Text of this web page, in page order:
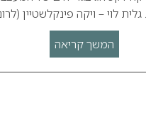
לוי – ויקה פינקלשטיין
המשך קריאה